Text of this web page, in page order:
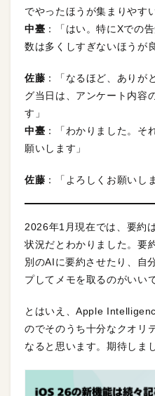
でやったほうが集まりやす
中臺 ：「はい。特にXでの
数は多くしすぎないほうが
佐藤 ：「なるほど、ありが
グ当日は、アンケート内容
す」
中臺 ：「わかりました。そ
願いします」
佐藤 ：「よろしくお願いし
2026年1月現在では、要約
状況だとわかりました。要
別のAIに要約させたり、自
プしてメモを取るのがいい
とはいえ、Apple
のでそのうち十分なクオリ
なると思います。期待しま